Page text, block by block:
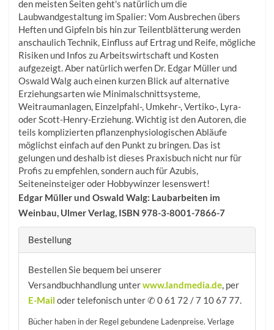
den meisten Seiten geht's natürlich um die
Laubwandgestaltung im Spalier: Vom Ausbrechen übers
Heften und Gipfeln bis hin zur Teilentblätterung werden
anschaulich Technik, Einfluss auf Ertrag und Reife, mögliche
Risiken und Infos zu Arbeitswirtschaft und Kosten
aufgezeigt. Aber natürlich werfen Dr. Edgar Müller und
Oswald Walg auch einen kurzen Blick auf alternative
Erziehungsarten wie Minimalschnittsysteme,
Weitraumanlagen, Einzelpfahl-, Umkehr-, Vertiko-, Lyra-
oder Scott-Henry-Erziehung. Wichtig ist den Autoren, die
teils komplizierten pflanzenphysiologischen Abläufe
möglichst einfach auf den Punkt zu bringen. Das ist
gelungen und deshalb ist dieses Praxisbuch nicht nur für
Profis zu empfehlen, sondern auch für Azubis,
Seiteneinsteiger oder Hobbywinzer lesenswert!
Edgar Müller und Oswald Walg: Laubarbeiten im
Weinbau, Ulmer Verlag, ISBN 978-3-8001-7866-7
Bestellung
Bestellen Sie bequem bei unserer
Versandbuchhandlung unterwww.landmedia.de, per
E-Mail oder telefonisch unter ✆ 0 61 72 / 7 10 67 77.
Bücher haben in der Regel gebundene Ladenpreise. Verlage